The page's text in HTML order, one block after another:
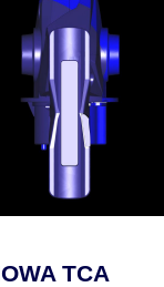
TCA